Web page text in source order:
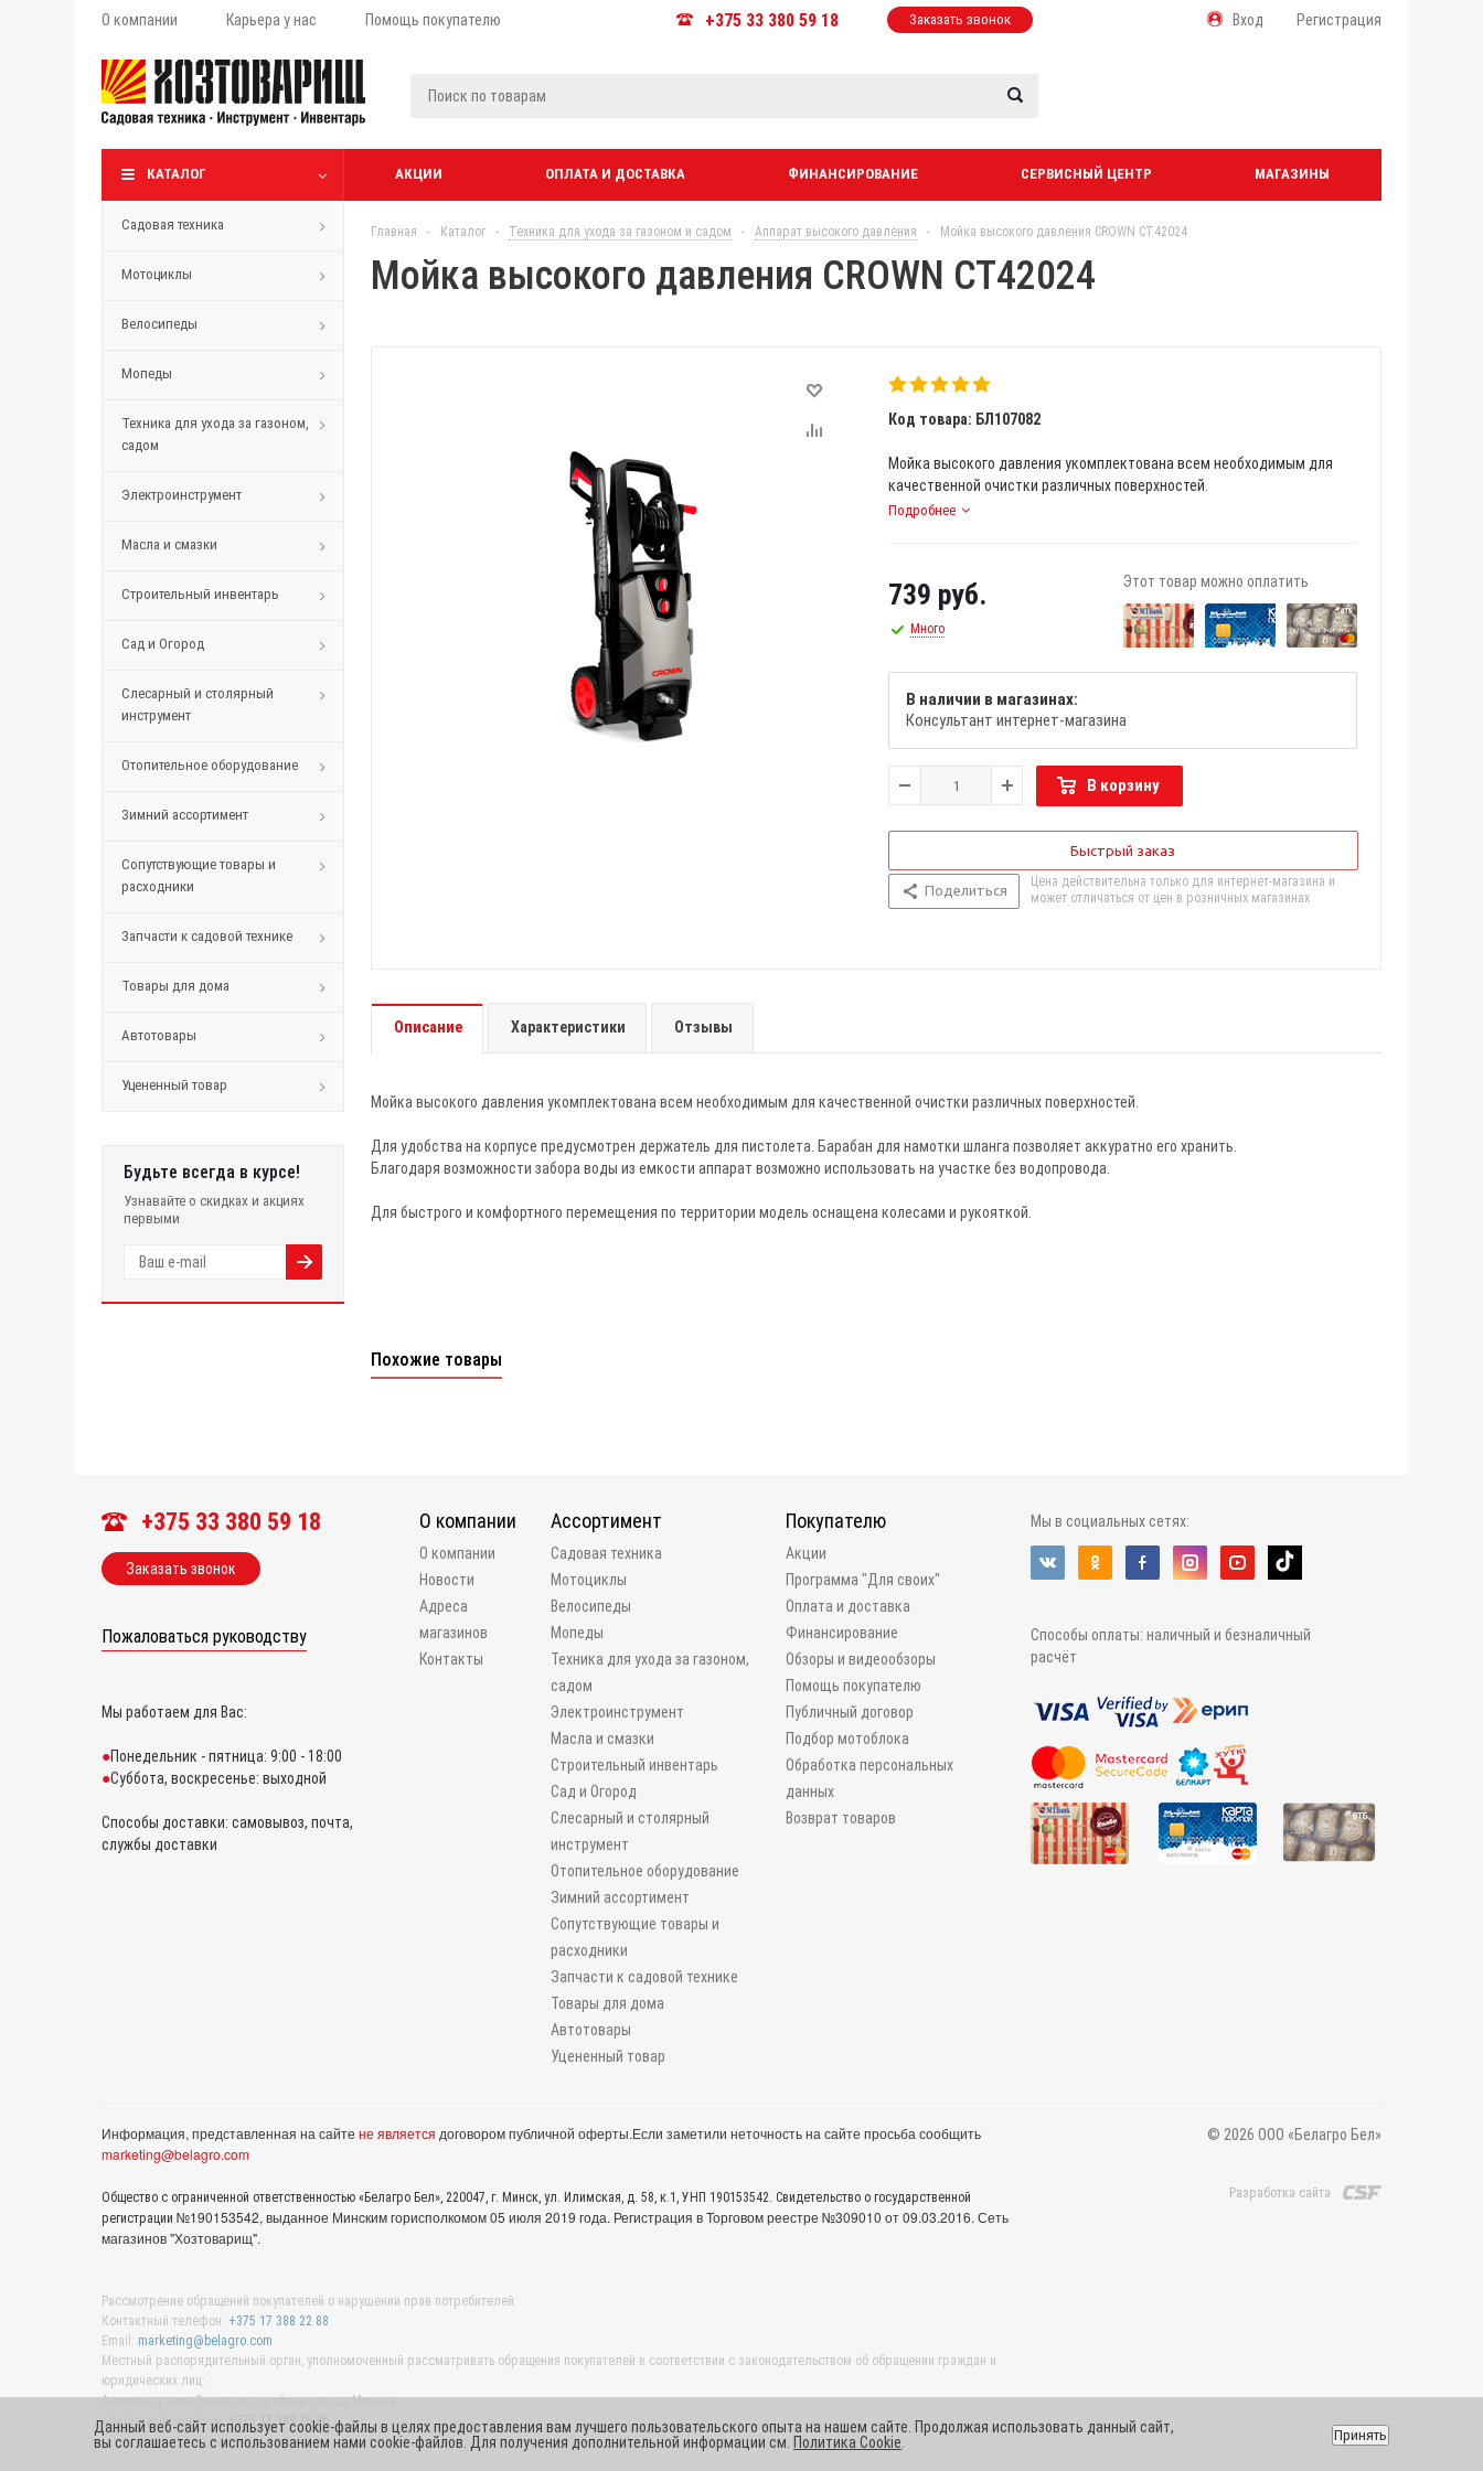
О компании Карьера у нас Помощь покупателю +375 33 380 59 18 Заказать звонок Вход Регистрация
КАТАЛОГ АКЦИИ ОПЛАТА И ДОСТАВКА ФИНАНСИРОВАНИЕ СЕРВИСНЫЙ ЦЕНТР МАГАЗИНЫ
Садовая техника
Мотоциклы
Велосипеды
Мопеды
Техника для ухода за газоном,
садом
Электроинструмент
Масла и смазки
Строительный инвентарь
Сад и Огород
Слесарный и столярный
инструмент
Отопительное оборудование
Зимний ассортимент
Сопутствующие товары и
расходники
Запчасти к садовой технике
Товары для дома
Автотовары
Уцененный товар
Будьте всегда в курсе!
Узнавайте о скидках и акциях
первыми
Главная - Каталог - Техника для ухода за газоном и садом - Аппарат высокого давления - Мойка высокого давления CROWN CT42024
Мойка высокого давления CROWN CT42024
Код товара: БЛ107082
Мойка высокого давления укомплектована всем необходимым для
качественной очистки различных поверхностей.
Подробнее
739 руб.
Много
Этот товар можно оплатить
В наличии в магазинах:
Консультант интернет-магазина
В корзину
Быстрый заказ
Поделиться
Цена действительна только для интернет-магазина и
может отличаться от цен в розничных магазинах
Описание Характеристики Отзывы
Мойка высокого давления укомплектована всем необходимым для качественной очистки различных поверхностей.
Для удобства на корпусе предусмотрен держатель для пистолета. Барабан для намотки шланга позволяет аккуратно его хранить.
Благодаря возможности забора воды из емкости аппарат возможно использовать на участке без водопровода.
Для быстрого и комфортного перемещения по территории модель оснащена колесами и рукояткой.
Похожие товары
+375 33 380 59 18
Заказать звонок
Пожаловаться руководству
Мы работаем для Вас:
Понедельник - пятница: 9:00 - 18:00
Суббота, воскресенье: выходной
Способы доставки: самовывоз, почта,
службы доставки
О компании
О компании
Новости
Адреса
магазинов
Контакты
Ассортимент
Садовая техника
Мотоциклы
Велосипеды
Мопеды
Техника для ухода за газоном,
садом
Электроинструмент
Масла и смазки
Строительный инвентарь
Сад и Огород
Слесарный и столярный
инструмент
Отопительное оборудование
Зимний ассортимент
Сопутствующие товары и
расходники
Запчасти к садовой технике
Товары для дома
Автотовары
Уцененный товар
Покупателю
Акции
Программа "Для своих"
Оплата и доставка
Финансирование
Обзоры и видеообзоры
Помощь покупателю
Публичный договор
Подбор мотоблока
Обработка персональных
данных
Возврат товаров
Мы в социальных сетях:
Способы оплаты: наличный и безналичный
расчёт
Информация, представленная на сайте не является договором публичной оферты.Если заметили неточность на сайте просьба сообщить
marketing@belagro.com
Общество с ограниченной ответственностью «Белагро Бел», 220047, г. Минск, ул. Илимская, д. 58, к.1, УНП 190153542. Свидетельство о государственной
регистрации №190153542, выданное Минcким горисполкомом 05 июля 2019 года. Регистрация в Торговом реестре №309010 от 09.03.2016. Сеть
магазинов "Хозтоварищ".
Рассмотрение обращений покупателей о нарушении прав потребителей:
Контактный телефон: +375 17 388 22 88
Email: marketing@belagro.com
Местный распорядительный орган, уполномоченный рассматривать обращения покупателей в соответствии с законодательством об обращении граждан и
юридических лиц:
Администрация Заводского района города Минска
Контактный телефон:+375 17 389 26 46
© 2026 ООО «Белагро Бел»
Разработка сайта
Данный веб-сайт использует cookie-файлы в целях предоставления вам лучшего пользовательского опыта на нашем сайте. Продолжая использовать данный сайт,
вы соглашаетесь с использованием нами cookie-файлов. Для получения дополнительной информации см. Политика Cookie Принять